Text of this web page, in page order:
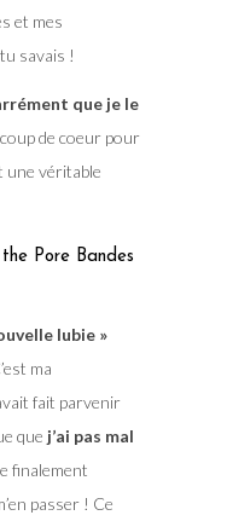
et mes
savais !
que je le
de coeur pour
une véritable
Pore Bandes
lubie »
ma
fait parvenir
que j’ai pas mal
finalement
passer ! Ce